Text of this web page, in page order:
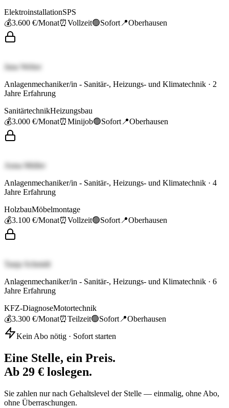
ElektroinstallationSPS
💰3.600 €/Monat⏰Vollzeit🟢Sofort 📍Oberhausen
Jana Weber
Anlagenmechaniker/in - Sanitär-, Heizungs- und Klimatechnik · 2
Jahre Erfahrung
SanitärtechnikHeizungsbau
💰3.000 €/Monat⏰Minijob🟢Sofort 📍Oberhausen
Anna Müller
Anlagenmechaniker/in - Sanitär-, Heizungs- und Klimatechnik · 4
Jahre Erfahrung
HolzbauMöbelmontage
💰3.100 €/Monat⏰Vollzeit🟢Sofort 📍Oberhausen
Tanja Schmidt
Anlagenmechaniker/in - Sanitär-, Heizungs- und Klimatechnik · 6
Jahre Erfahrung
KFZ-DiagnoseMotortechnik
💰3.300 €/Monat⏰Teilzeit🟢Sofort 📍Oberhausen
Kein Abo nötig · Sofort starten
Eine Stelle, ein Preis.
Ab 29 € loslegen.
Sie zahlen nur nach Gehaltslevel der Stelle — einmalig, ohne Abo,
ohne Überraschungen.